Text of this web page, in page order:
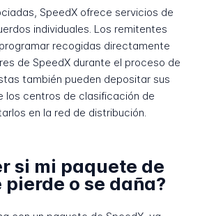
SpeedX ofrece servicios de
individuales. Los remitentes
recogidas directamente
de SpeedX durante el proceso de
también pueden depositar sus
los centros de clasificación de
en la red de distribución.
si mi paquete de
pierde o se daña?